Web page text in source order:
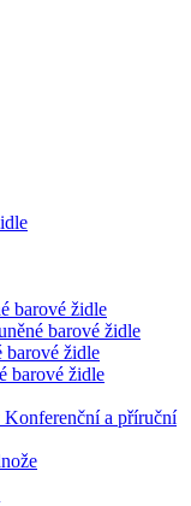
barové židle
barové židle
barové židle
barové židle
Konferenční a příruční